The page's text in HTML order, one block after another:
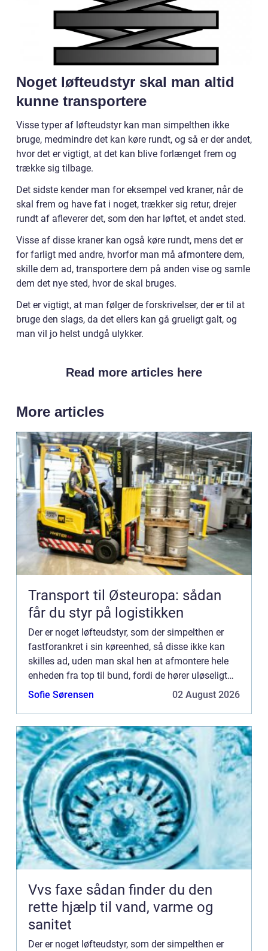
Noget løfteudstyr skal man altid
kunne transportere
Visse typer af løfteudstyr kan man simpelthen ikke
bruge, medmindre det kan køre rundt, og så er der andet,
hvor det er vigtigt, at det kan blive forlænget frem og
trække sig tilbage.
Det sidste kender man for eksempel ved kraner, når de
skal frem og have fat i noget, trækker sig retur, drejer
rundt af afleverer det, som den har løftet, et andet sted.
Visse af disse kraner kan også køre rundt, mens det er
for farligt med andre, hvorfor man må afmontere dem,
skille dem ad, transportere dem på anden vise og samle
dem det nye sted, hvor de skal bruges.
Det er vigtigt, at man følger de forskrivelser, der er til at
bruge den slags, da det ellers kan gå grueligt galt, og
man vil jo helst undgå ulykker.
Read more articles here
More articles
Transport til Østeuropa: sådan
får du styr på logistikken
Der er noget løfteudstyr, som der simpelthen er
fastforankret i sin køreenhed, så disse ikke kan
skilles ad, uden man skal hen at afmontere hele
enheden fra top til bund, fordi de hører uløseligt
sammen. Men så...
Sofie Sørensen 02 August 2026
Vvs faxe sådan finder du den
rette hjælp til vand, varme og
sanitet
Der er noget løfteudstyr, som der simpelthen er